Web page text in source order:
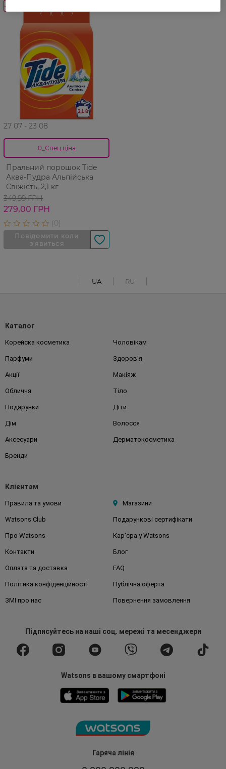
-20%
27 07 - 23 08
0_Спец.ціна
Пральний порошок Tide
Аква-Пудра Альпійська
Свіжість, 2,1 кг
349,99 ГРН
279,00 ГРН
UA RU
Гаряча лінія
Каталог
Корейска косметика Чоловікам
Парфуми Здоров'я
Акції Макіяж
Обличчя Тіло
Подарунки Діти
Дім Волосся
Аксесуари Дерматокосметика
Бренди
Клієнтам
Правила та умови Магазини
Watsons Club Подарункові сертифікати
Про Watsons Кар'єра у Watsons
Контакти Блог
Оплата та доставка FAQ
Політика конфіденційності Публічна оферта
ЗМІ про нас Повернення замовлення
Підписуйтесьна наші соц. мережі та месенджери
Watsons в вашому смартфоні